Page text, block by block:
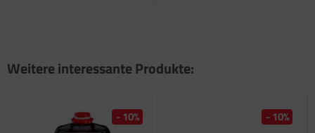
Weitere interessante Produkte:
- 10% - 10%